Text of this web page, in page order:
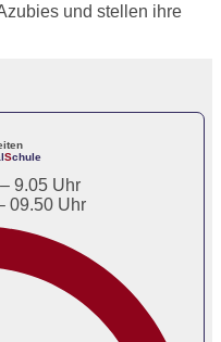
und stellen ihre
Schule
9.05 Uhr
09.50 Uhr